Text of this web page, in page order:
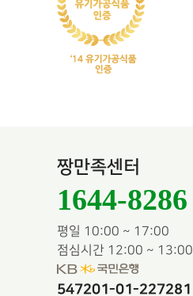
짱만족센터
1644-8286
평일 10:00 ~ 17:00
점심시간 12:00 ~ 13:00
547201-01-227281